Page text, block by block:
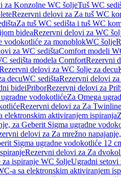
za Konzolne WC šoljeTuš WC
Rezervni delovi za Za tuš WC
Za tuš WC sedišta i tuš WC
bideaRezervni delovi za WC
vodokotliće za monoblokWC šolje
za WC sedištaComfort modeli
sedišta modela ComfortRezervni
delovi za WC šolje za decu
decuWC sedištaRezervni delovi za
bideiPriborRezervni delovi za
vodokotlićeZa Omega
Rezervni delovi za Za
elektronskim aktiviranjem ispiranja
za Geberit Sigma ugradne
delovi za Za mrežno
Sigma ugradne vodokotliće 12
Rezervni delovi za Za
ispiranje WC šoljeUgradni setovi
a sa elektronskim aktiviranjem